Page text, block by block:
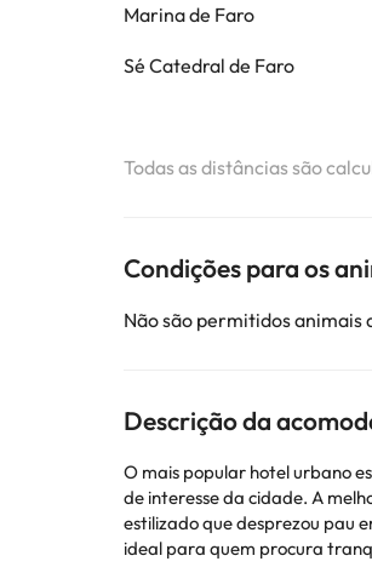
Marina de Faro
Sé Catedral de Faro
Todas as distâncias são
Condições para os
Não são permitidos
Descrição da
O mais popular hotel urbano
de interesse da cidade. A
estilizado que desprezou pau
ideal para quem procura